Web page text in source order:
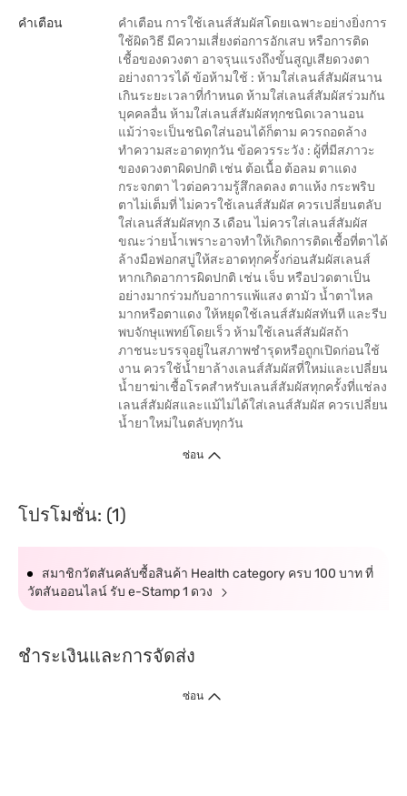
คำเตือน
คำเตือน การใช้เลนส์สัมผัสโดยเฉพาะอย่างยิ่งการ
ใช้ผิดวิธี มีความเสี่ยงต่อการอักเสบ หรือการติด
เชื้อของดวงตา อาจรุนแรงถึงขั้นสูญเสียดวงตา
อย่างถาวรได้ ข้อห้ามใช้ : ห้ามใส่เลนส์สัมผัสนาน
เกินระยะเวลาที่กำหนด ห้ามใส่เลนส์สัมผัสร่วมกัน
บุคคลอื่น ห้ามใส่เลนส์สัมผัสทุกชนิดเวลานอน
แม้ว่าจะเป็นชนิดใส่นอนได้ก็ตาม ควรถอดล้าง
ทำความสะอาดทุกวัน ข้อควรระวัง : ผู้ที่มีสภาวะ
ของดวงตาผิดปกติ เช่น ต้อเนื้อ ต้อลม ตาแดง
กระจกตา ไวต่อความรู้สึกลดลง ตาแห้ง กระพริบ
ตาไม่เต็มที่ ไม่ควรใช้เลนส์สัมผัส ควรเปลี่ยนตลับ
ใส่เลนส์สัมผัสทุก 3 เดือน ไม่ควรใส่เลนส์สัมผัส
ขณะว่ายน้ำเพราะอาจทำให้เกิดการติดเชื้อที่ตาได้
ล้างมือฟอกสบู่ให้สะอาดทุกครั้งก่อนสัมผัสเลนส์
หากเกิดอาการผิดปกติ เช่น เจ็บ หรือปวดตาเป็น
อย่างมากร่วมกับอาการแพ้แสง ตามัว น้ำตาไหล
มากหรือตาแดง ให้หยุดใช้เลนส์สัมผัสทันที และรีบ
พบจักษุแพทย์โดยเร็ว ห้ามใช้เลนส์สัมผัสถ้า
ภาชนะบรรจุอยู่ในสภาพชำรุดหรือถูกเปิดก่อนใช้
งาน ควรใช้น้ำยาล้างเลนส์สัมผัสที่ใหม่และเปลี่ยน
น้ำยาฆ่าเชื้อโรคสำหรับเลนส์สัมผัสทุกครั้งที่แช่ลง
เลนส์สัมผัสและแม้ไม่ได้ใส่เลนส์สัมผัส ควรเปลี่ยน
น้ำยาใหม่ในตลับทุกวัน
ซ่อน
โปรโมชั่น: (1)
สมาชิกวัตสันคลับซื้อสินค้า Health category ครบ 100 บาท ที่
วัตสันออนไลน์ รับ e-Stamp 1 ดวง
ชำระเงินและการจัดส่ง
ซ่อน